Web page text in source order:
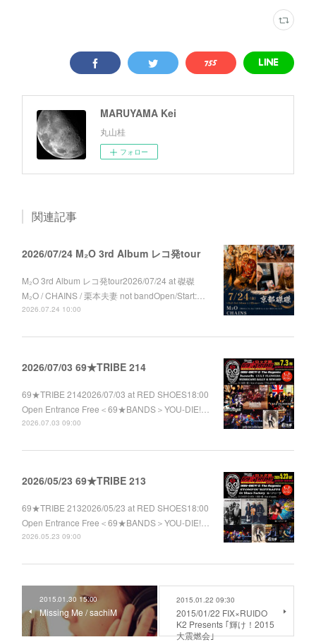
MARUYAMA Kei
丸山桂
フォロー
関連記事
2026/07/24 M₂O 3rd Album レコ発tour
M₂O 3rd Album レコ発tour2026/07/24 at 磔磔
M₂O / CHAINS / 栗本夫妻 not bandOpen/Start:…
2026.07.24 10:00
2026/07/03 69★TRIBE 214
69★TRIBE 2142026/07/03 at RED SHOES18:00
Open Entrance Free＜69★BANDS＞YOU-DIE!…
2026.07.03 09:00
2026/05/23 69★TRIBE 213
69★TRIBE 2132026/05/23 at RED SHOES18:00
Open Entrance Free＜69★BANDS＞YOU-DIE!…
2026.05.23 09:00
2015.01.30 15:00
Missing Me / sachiM
2015.01.22 09:30
2015/01/22 FIX×RUIDO
K2 Presents ｢輝け！2015
大震燃会｣